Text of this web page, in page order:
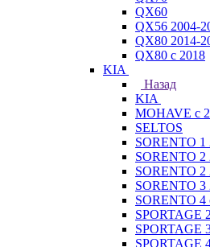
QX60
QX56 2004-
QX80 2014-
QX80 c 2018
KIA
Назад
KIA
MOHAVE с
SELTOS
SORENTO 1
SORENTO 2
SORENTO 2
SORENTO 3
SORENTO 4
SPORTAGE
SPORTAGE
SPORTAGE